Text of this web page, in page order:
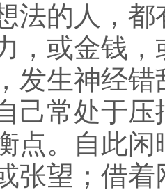
法的人，
，或金钱
发生神经
己常处于
点。自此
张望；借